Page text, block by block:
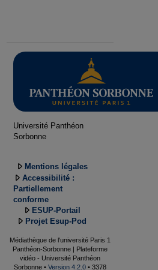
Université Panthéon
Sorbonne
Mentions légales
Accessibilité :
Partiellement
conforme
ESUP-Portail
Projet Esup-Pod
Médiathèque de l'université Paris 1
Panthéon-Sorbonne | Plateforme
vidéo - Université Panthéon
Sorbonne • Version 4.2.0 • 3378